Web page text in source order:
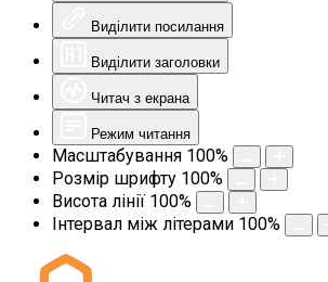
Виділити посилання
Виділити заголовки
Читач з екрана
Режим читання
Масштабування 100%
Розмір шрифту 100%
Висота лінії 100%
Інтервал між літерами 100%